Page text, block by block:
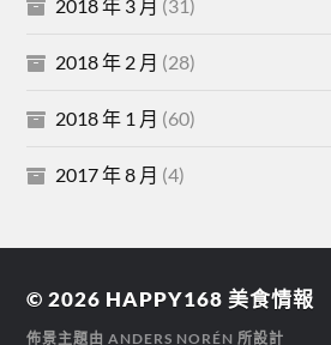
2018 年 3 月 (31)
2018 年 2 月 (28)
2018 年 1 月 (60)
2017 年 8 月 (4)
© 2026 HAPPY168 美食情報
佈景主題由ANDERS NORÉN 所設計